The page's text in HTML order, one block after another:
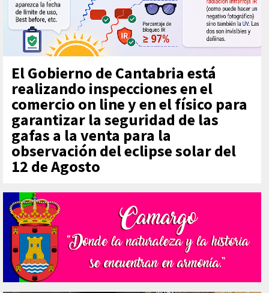
El Gobierno de Cantabria está
realizando inspecciones en el
comercio on line y en el físico para
garantizar la seguridad de las
gafas a la venta para la
observación del eclipse solar del
12 de Agosto